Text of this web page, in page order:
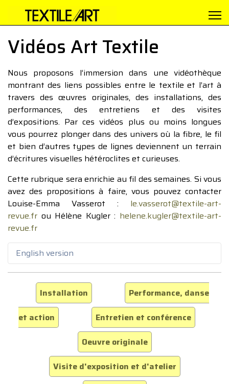
Vidéos Art Textile
Nous proposons l’immersion dans une vidéothèque
montrant des liens possibles entre le textile et l’art à
travers des œuvres originales, des installations, des
performances, des entretiens et des visites
d’expositions. Par ces vidéos plus ou moins longues
vous pourrez plonger dans des univers où la fibre, le fil
et bien d’autres types de lignes deviennent un terrain
d’écritures visuelles hétéroclites et curieuses.
Cette rubrique sera enrichie au fil des semaines. Si vous
avez des propositions à faire, vous pouvez contacter
Louise-Emma Vasserot : le.vasserot@textile-art-
revue.fr ou Hélène Kugler : helene.kugler@textile-art-
revue.fr
English version
Installation
Performance, danse
et action
Entretien et conférence
Oeuvre originale
Visite d'exposition et d'atelier